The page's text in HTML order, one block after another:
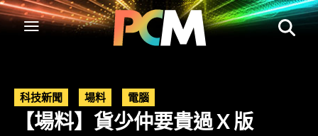
科技新聞 場料 電腦
【場料】貨少仲要貴過 X 版